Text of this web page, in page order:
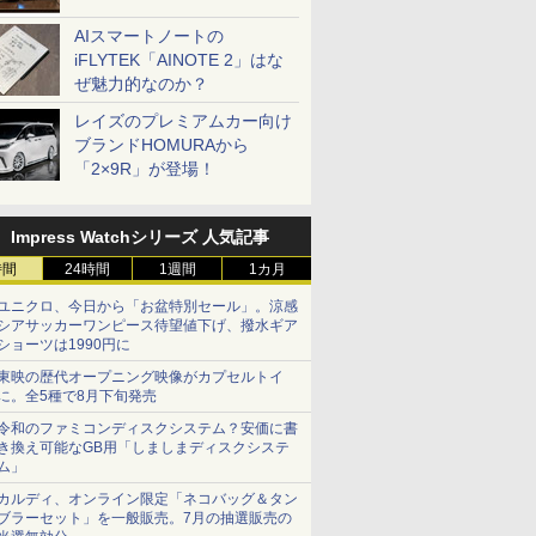
AIスマートノートの
iFLYTEK「AINOTE 2」はな
ぜ魅力的なのか？
レイズのプレミアムカー向け
ブランドHOMURAから
「2×9R」が登場！
Impress Watchシリーズ 人気記事
24時間 1週間 1カ月
ニクロ、今日から「お盆特別セール」。涼感
アサッカーワンピース待望値下げ、撥水ギア
ョーツは1990円に
映の歴代オープニング映像がカプセルトイ
。全5種で8月下旬発売
和のファミコンディスクシステム？安価に書
換え可能なGB用「しましまディスクシステ
」
ルディ、オンライン限定「ネコバッグ＆タン
ラーセット」を一般販売。7月の抽選販売の